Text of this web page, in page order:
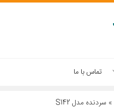
تماس با ما
» سردنده مدل S142